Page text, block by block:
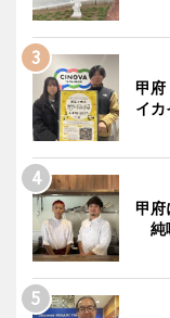
甲府
イカ
甲府
純